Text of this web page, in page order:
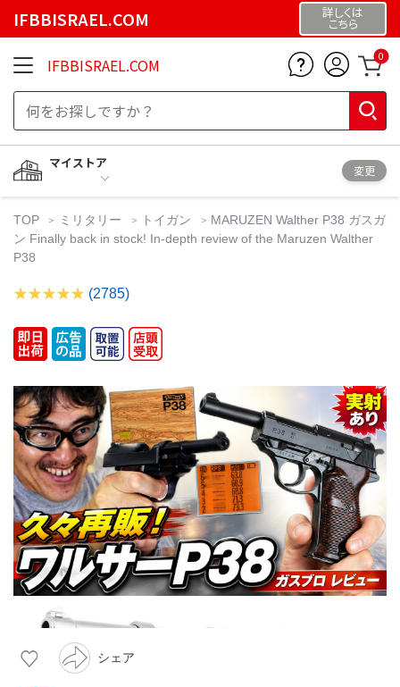
IFBBISRAEL.COM 詳しくは
こちら
IFBBISRAEL.COM 0
マイストア
変更
TOP ミリタリー トイガン
MARUZEN Walther P38 ガスガ
ン Finally back in stock! In-depth review of the Maruzen Walther
P38
(2785)
シェア